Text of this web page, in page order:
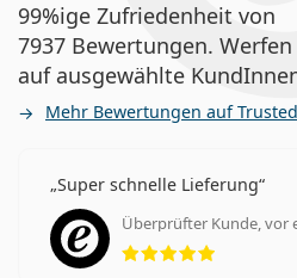
99%ige Zufriedenheit von
7937 Bewertungen.
auf ausgewählte
Mehr Bewertungen auf
Super schnelle Lieferung
Überprüfter Kunde, vor